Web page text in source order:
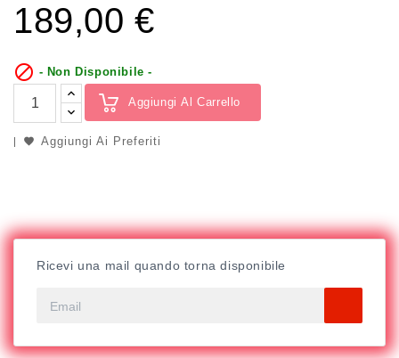
189,00 €
 - Non Disponibile -
Aggiungi Al Carrello
Aggiungi Ai Preferiti
Ricevi una mail quando torna disponibile